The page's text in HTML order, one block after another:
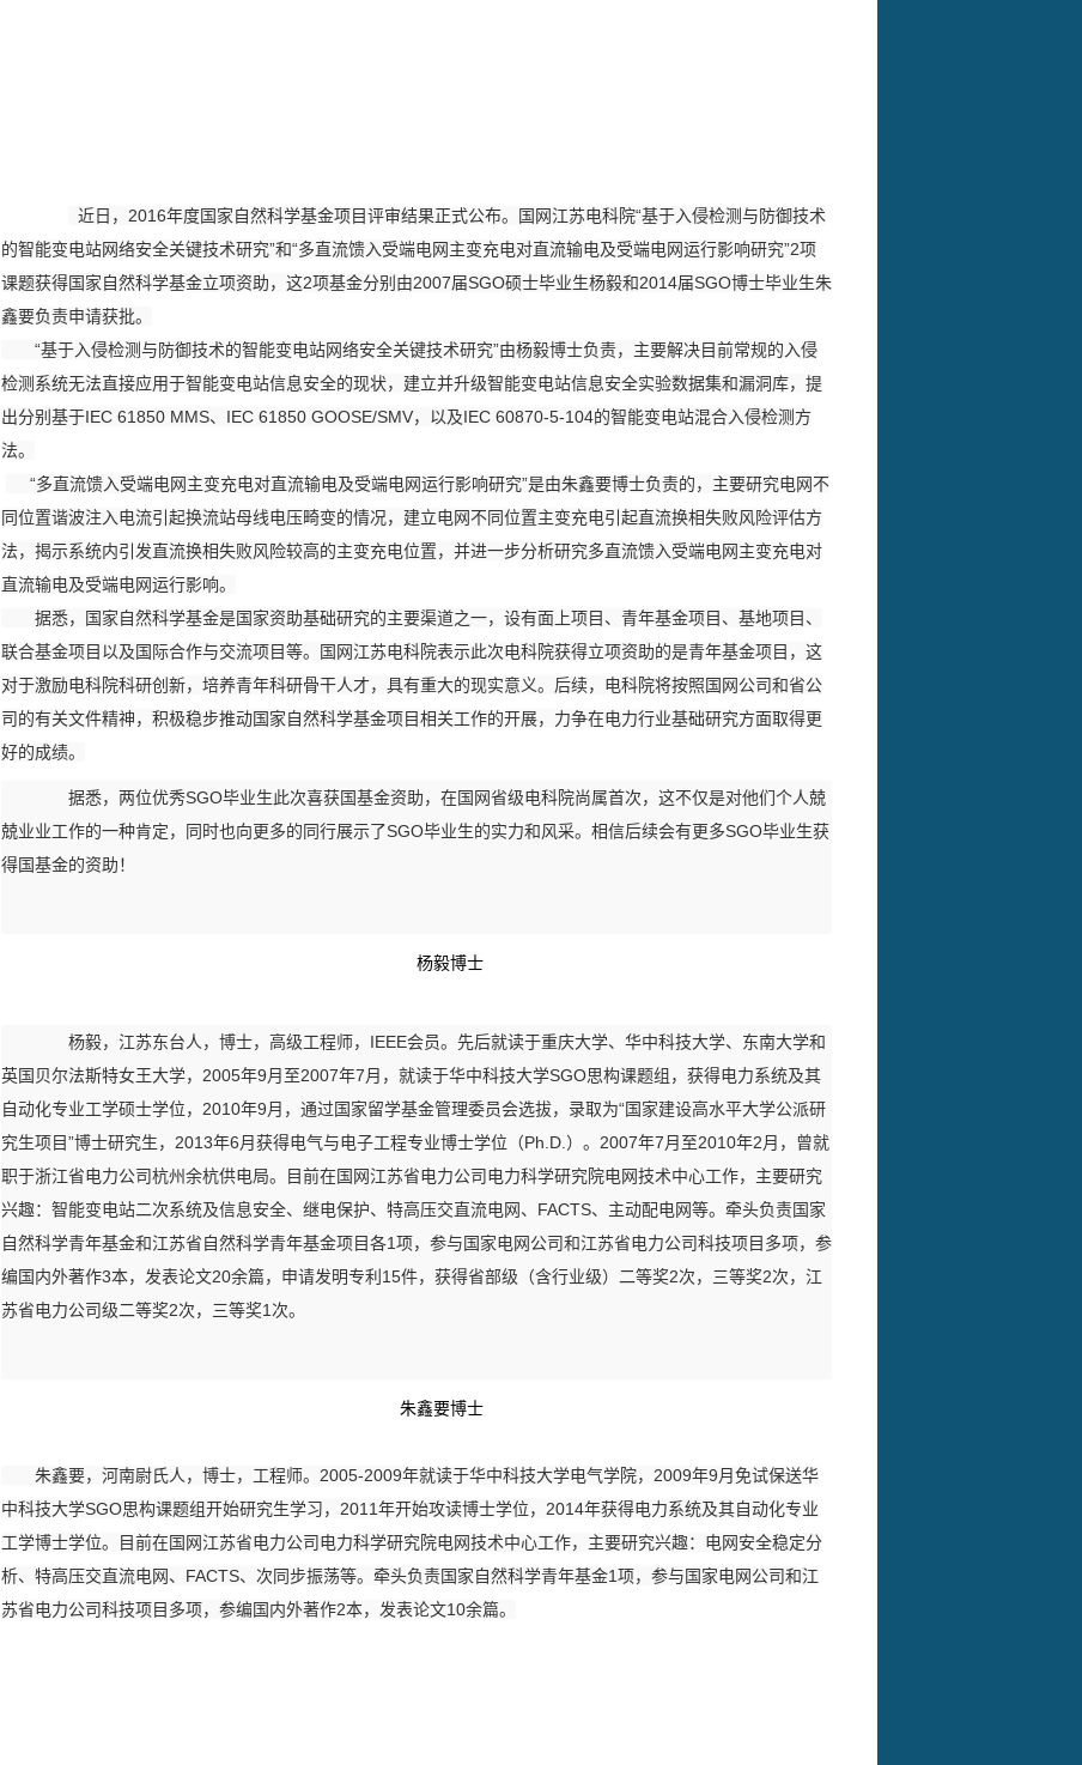
近日，2016年度国家自然科学基金项目评审结果正式公布。国网江苏电科院“基于入侵检测与防御技术
的智能变电站网络安全关键技术研究”和“多直流馈入受端电网主变充电对直流输电及受端电网运行影响研究”2项
课题获得国家自然科学基金立项资助，这2项基金分别由2007届SGO硕士毕业生杨毅和2014届SGO博士毕业生朱
鑫要负责申请获批。
“基于入侵检测与防御技术的智能变电站网络安全关键技术研究”由杨毅博士负责，主要解决目前常规的入侵
检测系统无法直接应用于智能变电站信息安全的现状，建立并升级智能变电站信息安全实验数据集和漏洞库，提
出分别基于IEC 61850 MMS、IEC 61850 GOOSE/SMV，以及IEC 60870-5-104的智能变电站混合入侵检测方
法。
“多直流馈入受端电网主变充电对直流输电及受端电网运行影响研究”是由朱鑫要博士负责的，主要研究电网不
同位置谐波注入电流引起换流站母线电压畸变的情况，建立电网不同位置主变充电引起直流换相失败风险评估方
法，揭示系统内引发直流换相失败风险较高的主变充电位置，并进一步分析研究多直流馈入受端电网主变充电对
直流输电及受端电网运行影响。
据悉，国家自然科学基金是国家资助基础研究的主要渠道之一，设有面上项目、青年基金项目、基地项目、
联合基金项目以及国际合作与交流项目等。国网江苏电科院表示此次电科院获得立项资助的是青年基金项目，这
对于激励电科院科研创新，培养青年科研骨干人才，具有重大的现实意义。后续，电科院将按照国网公司和省公
司的有关文件精神，积极稳步推动国家自然科学基金项目相关工作的开展，力争在电力行业基础研究方面取得更
好的成绩。
据悉，两位优秀SGO毕业生此次喜获国基金资助，在国网省级电科院尚属首次，这不仅是对他们个人兢
兢业业工作的一种肯定，同时也向更多的同行展示了SGO毕业生的实力和风采。相信后续会有更多SGO毕业生获
得国基金的资助！
杨毅博士
杨毅，江苏东台人，博士，高级工程师，IEEE会员。先后就读于重庆大学、华中科技大学、东南大学和
英国贝尔法斯特女王大学，2005年9月至2007年7月，就读于华中科技大学SGO思构课题组，获得电力系统及其
自动化专业工学硕士学位，2010年9月，通过国家留学基金管理委员会选拔，录取为“国家建设高水平大学公派研
究生项目”博士研究生，2013年6月获得电气与电子工程专业博士学位（Ph.D.）。2007年7月至2010年2月，曾就
职于浙江省电力公司杭州余杭供电局。目前在国网江苏省电力公司电力科学研究院电网技术中心工作，主要研究
兴趣：智能变电站二次系统及信息安全、继电保护、特高压交直流电网、FACTS、主动配电网等。牵头负责国家
自然科学青年基金和江苏省自然科学青年基金项目各1项，参与国家电网公司和江苏省电力公司科技项目多项，参
编国内外著作3本，发表论文20余篇，申请发明专利15件，获得省部级（含行业级）二等奖2次，三等奖2次，江
苏省电力公司级二等奖2次，三等奖1次。
朱鑫要博士
朱鑫要，河南尉氏人，博士，工程师。2005-2009年就读于华中科技大学电气学院，2009年9月免试保送华
中科技大学SGO思构课题组开始研究生学习，2011年开始攻读博士学位，2014年获得电力系统及其自动化专业
工学博士学位。目前在国网江苏省电力公司电力科学研究院电网技术中心工作，主要研究兴趣：电网安全稳定分
析、特高压交直流电网、FACTS、次同步振荡等。牵头负责国家自然科学青年基金1项，参与国家电网公司和江
苏省电力公司科技项目多项，参编国内外著作2本，发表论文10余篇。